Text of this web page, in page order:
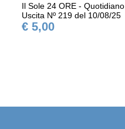
Il Sole 24 ORE - Quotidiano
Uscita Nº 219 del 10/08/25
€ 5,00